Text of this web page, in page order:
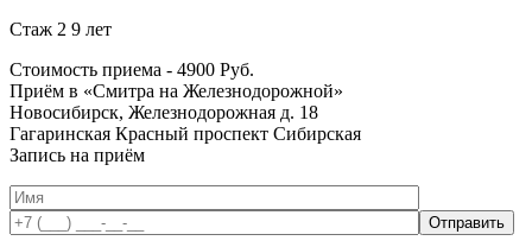
Стаж 2 9 лет
Стоимость приема - 4900 Руб.
Приём в «Смитра на Железнодорожной»
Новосибирск, Железнодорожная д. 18
Гагаринская Красный проспект Сибирская
Запись на приём